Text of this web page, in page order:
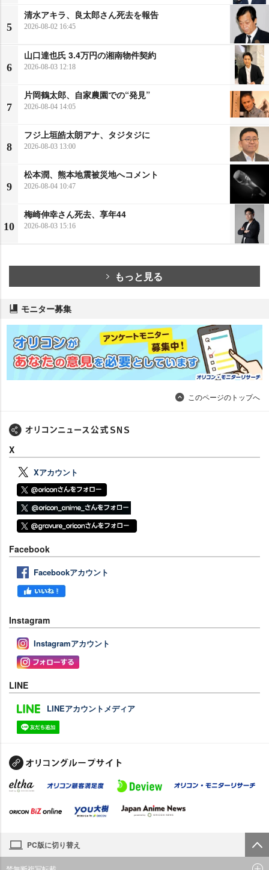
5
清水アキラ、良太郎さん死去を報告
2026-08-02 16:45
6
山口達也氏 3.4万円の湘南物件契約
2026-08-03 12:18
7
片岡鶴太郎、自家農園での“発見”
2026-08-04 14:05
8
フジ上垣皓太朗アナ、タジタジに
2026-08-03 13:00
9
松本潤、熊本地震被災地へコメント
2026-08-04 10:47
10
梅崎伸幸さん死去、享年44
2026-08-03 15:16
もっと見る
モニター募集
このページのトップへ
X
Xアカウント
Facebook
Facebookアカウント
Instagram
Instagramアカウント
LINE
LINEアカウントメディア
PC版に切り替え